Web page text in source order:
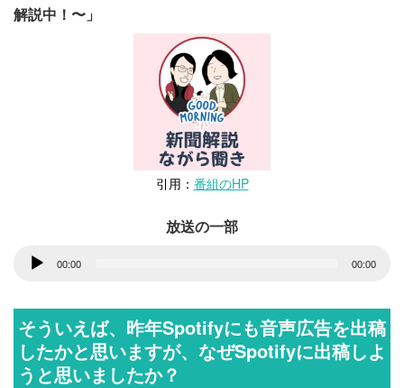
解説中！〜」
引用： 番組のHP
放送の一部
プ
レ
ー
00:00 00:00
そういえば、昨年Spotifyにも音声広告を出稿
したかと思いますが、なぜSpotifyに出稿しよ
うと思いましたか？